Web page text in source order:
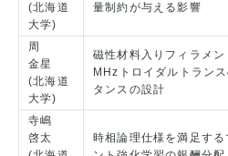
(北海道
大学)
量制約が与える影響
周
金星
(北海道
大学)
磁性材料入りフィラメン
MHzトロイダルトラン
タンスの設計
寺嶋
啓太
時相論理仕様を満足する